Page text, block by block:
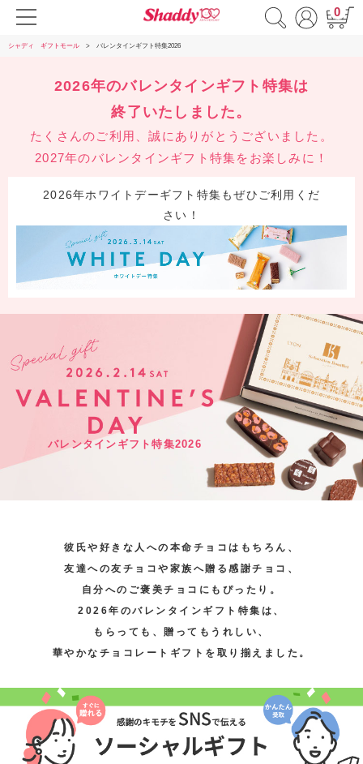
0
シャディ ギフトモール バレンタインギフト特集2026
2026年のバレンタインギフト特集は
終了いたしました。
たくさんのご利用、誠にありがとうございました。
2027年のバレンタインギフト特集をお楽しみに！
2026年ホワイトデーギフト特集もぜひご利用くだ
さい！
バレンタインギフト特集2026
彼氏や好きな人への本命チョコはもちろん、
友達への友チョコや家族へ贈る感謝チョコ、
自分へのご褒美チョコにもぴったり。
2026年のバレンタインギフト特集は、
もらっても、贈ってもうれしい、
華やかなチョコレートギフトを取り揃えました。